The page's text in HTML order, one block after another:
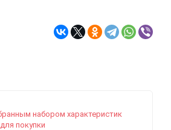
набором характеристик
покупки